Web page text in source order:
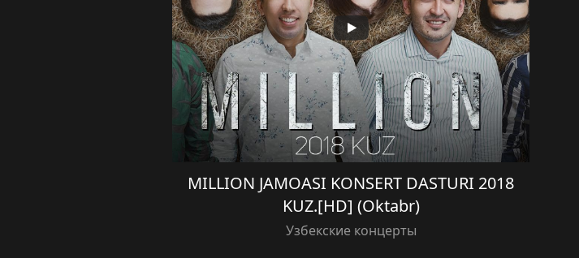
MILLION JAMOASI KONSERT DASTURI 2018
KUZ.[HD] (Oktabr)
Узбекские концерты